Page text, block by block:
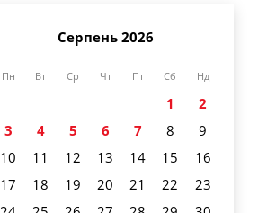
Серпень 2026
Пн Вт Ср Чт Пт Сб Нд
1
2
3
4 5 6 7 8
9
10
11 12 13 14 15
16
17
18 19 20 21 22
23